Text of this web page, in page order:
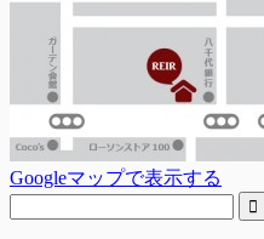
Googleマップで表示する